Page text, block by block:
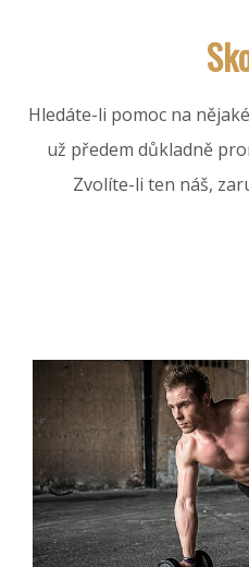
Hledáte-li pomoc na
už předem důkladně
Zvolíte-li ten náš,